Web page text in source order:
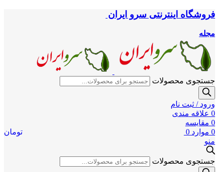
فروشگاه اینترنتی سرو ایران
مجله
جستجوی محصولات
ورود / ثبت نام
0 علاقه مندی
0 مقایسه
0 موارد 0
تومان
منو
جستجوی محصولات